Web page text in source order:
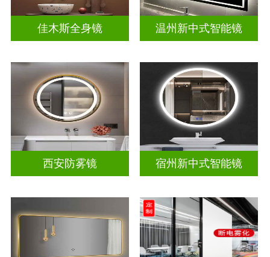
佳木斯全身镜 温州新中式智能镜
西安防雾镜 宿州新中式智能镜